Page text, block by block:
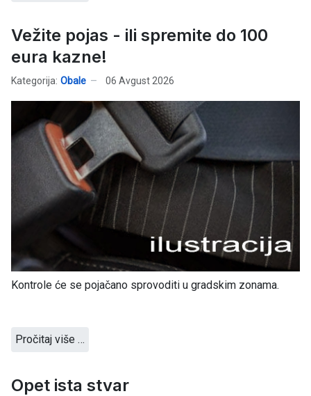
Vežite pojas - ili spremite do 100
eura kazne!
Kategorija: Obale 06 Avgust 2026
Kontrole će se pojačano sprovoditi u gradskim zonama.
Pročitaj više …
Opet ista stvar